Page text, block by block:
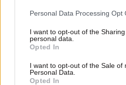
Please note that this website/app
not limited to your visit or usage
grant or deny consent to Google
use your data for below specified
consent section.
Personal Data Processing Opt
I want to opt-out of the
personal data.
Opted In
I want to opt-out of the Sale of
Personal Data.
Opted In